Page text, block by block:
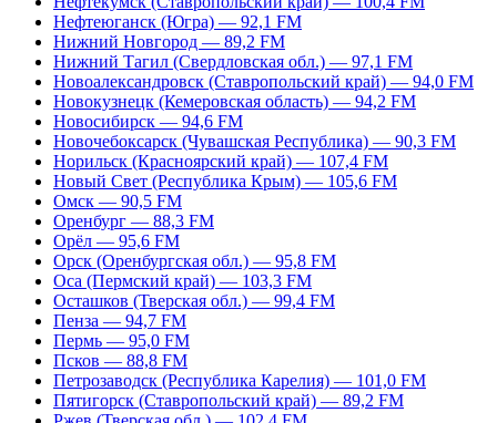
Нефтеюганск (Югра) — 92,1 FM
Нижний Новгород — 89,2 FM
Нижний Тагил (Свердловская обл.) — 97,1 FM
Новоалександровск (Ставропольский край) — 94,0 FM
Новокузнецк (Кемеровская область) — 94,2 FM
Новосибирск — 94,6 FM
Новочебоксарск (Чувашская Республика) — 90,3 FM
Норильск (Красноярский край) — 107,4 FM
Новый Свет (Республика Крым) — 105,6 FM
Омск — 90,5 FM
Оренбург — 88,3 FM
Орёл — 95,6 FM
Орск (Оренбургская обл.) — 95,8 FM
Оса (Пермский край) — 103,3 FM
Осташков (Тверская обл.) — 99,4 FM
Пенза — 94,7 FM
Пермь — 95,0 FM
Псков — 88,8 FM
Петрозаводск (Республика Карелия) — 101,0 FM
Пятигорск (Ставропольский край) — 89,2 FM